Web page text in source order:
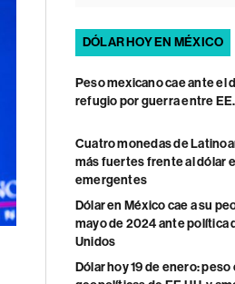
DÓLAR HOY EN MÉXICO
Peso mexicano cae ante el
refugio por guerra entre
Cuatro monedas de
más fuertes frente al dólar
emergentes
Dólar en México cae a su
mayo de 2024 ante política
Unidos
Dólar hoy 19 de enero: